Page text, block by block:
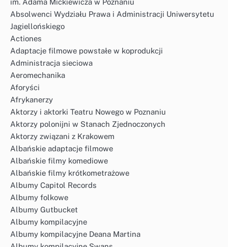
im. Adama Mickiewicza w Poznaniu
Absolwenci Wydziału Prawa i Administracji Uniwersytetu
Jagiellońskiego
Actiones
Adaptacje filmowe powstałe w koprodukcji
Administracja sieciowa
Aeromechanika
Aforyści
Afrykanerzy
Aktorzy i aktorki Teatru Nowego w Poznaniu
Aktorzy polonijni w Stanach Zjednoczonych
Aktorzy związani z Krakowem
Albańskie adaptacje filmowe
Albańskie filmy komediowe
Albańskie filmy krótkometrażowe
Albumy Capitol Records
Albumy folkowe
Albumy Gutbucket
Albumy kompilacyjne
Albumy kompilacyjne Deana Martina